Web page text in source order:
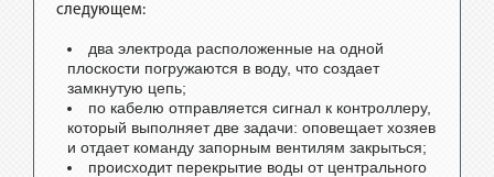
следующем:
два электрода расположенные на одной
плоскости погружаются в воду, что создает
замкнутую цепь;
по кабелю отправляется сигнал к контроллеру,
который выполняет две задачи: оповещает хозяев
и отдает команду запорным вентилям закрыться;
происходит перекрытие воды от центрального